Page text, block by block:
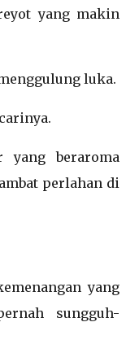
yang makin
luka.
yang beraroma
perlahan di
yang
sungguh-